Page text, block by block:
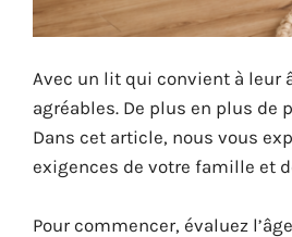
Avec un lit qui convient à leur
agréables. De plus en plus de
Dans cet article, nous vous
exigences de votre famille et
Pour commencer, évaluez